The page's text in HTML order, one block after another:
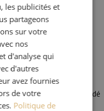
Pince à
les publicités et
partageons
sur votre
nos
d'analyse qui
d'autres
avez fournies
de votre
Politique de